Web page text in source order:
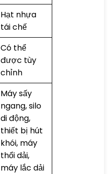
Hạt nhựa
tái chế
Có thể
được tùy
chỉnh
Máy sấy
ngang, silo
di động,
thiết bị hút
khói, máy
thổi dải,
máy lắc dải